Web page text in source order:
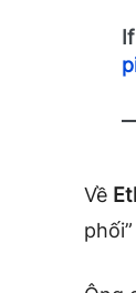
Về